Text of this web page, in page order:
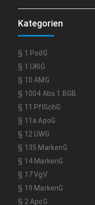
Kategorien
§ 1 PodG
§ 1 UKlG
§ 10 AMG
§ 1004 Abs 1 BGB
§ 11 PflSchG
§ 11a ApoG
§ 12 UWG
§ 135 MarkenG
§ 14 MarkenG
§ 17 VgV
§ 19 MarkenG
§ 2 ApoG